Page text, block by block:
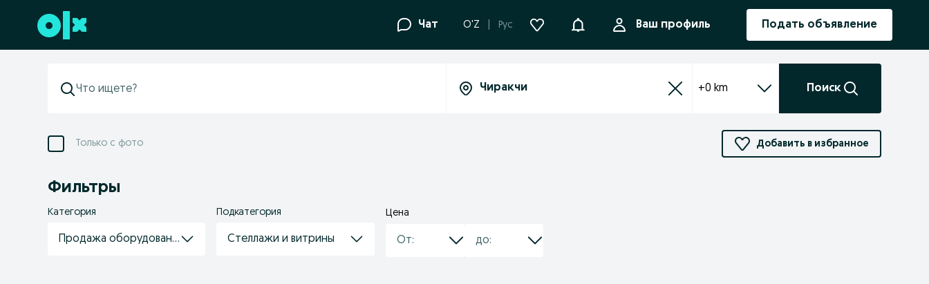
Перейти к нижнему колонтитулу Чат O'Z Рус УведомленияВаш профиль Подать объявление
+0 km Поиск
Только с фото Добавить в избранное
Фильтры
Категория
Продажа оборудования
Подкатегория
Стеллажи и витрины
Цена